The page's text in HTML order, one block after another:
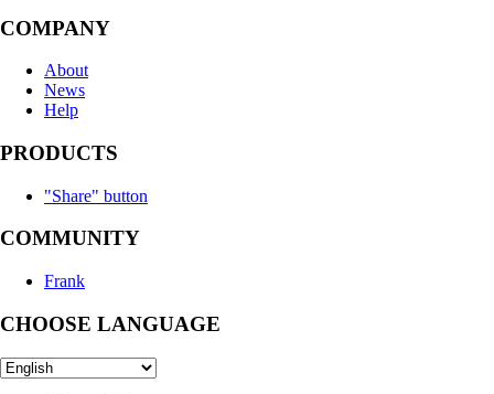
COMPANY
About
News
Help
PRODUCTS
"Share" button
COMMUNITY
Frank
CHOOSE LANGUAGE